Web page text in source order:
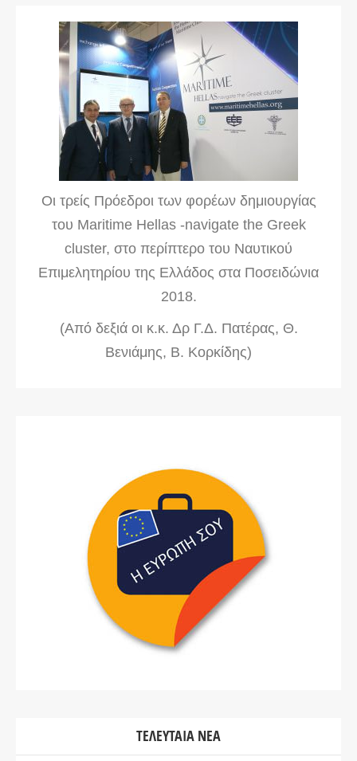
Οι τρείς Πρόεδροι των φορέων δημιουργίας
του Maritime Hellas -navigate the Greek
cluster, στο περίπτερο του Ναυτικού
Επιμελητηρίου της Ελλάδος στα Ποσειδώνια
2018.
(Από δεξιά οι κ.κ. Δρ Γ.Δ. Πατέρας, Θ.
Βενιάμης, Β. Κορκίδης)
ΤΕΛΕΥΤΑΊΑ ΝΈΑ